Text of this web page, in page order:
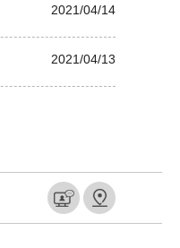
2021/04/14
2021/04/13